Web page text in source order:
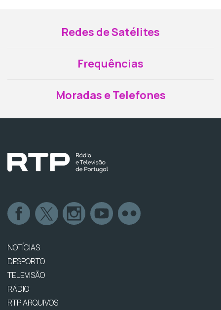
Redes de Satélites
Frequências
Moradas e Telefones
NOTÍCIAS
DESPORTO
TELEVISÃO
RÁDIO
RTP ARQUIVOS